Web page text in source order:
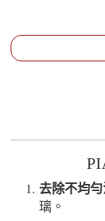
去除不均勻
璃。